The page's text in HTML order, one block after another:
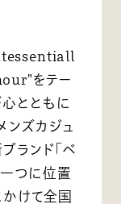
をテー
とともに
ズカジュ
ランド「ベ
一つに位置
けて全国